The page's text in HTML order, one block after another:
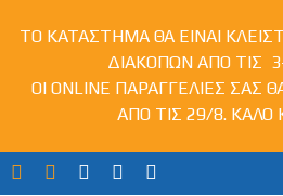
ΤΟ ΚΑΤΑΣΤΗΜΑ ΘΑ ΕΙΝΑΙ
ΔΙΑΚΟΠΩΝ ΑΠΟ ΤΙΣ
ΟΙ ONLINE ΠΑΡΑΓΓΕΛΙΕΣ ΣΑΣ
ΑΠΟ ΤΙΣ 29/8. ΚΑΛΟ